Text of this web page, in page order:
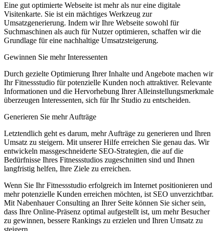
Eine gut optimierte Webseite ist mehr als nur eine digitale
Visitenkarte. Sie ist ein mächtiges Werkzeug zur
Umsatzgenerierung. Indem wir Ihre Webseite sowohl für
Suchmaschinen als auch für Nutzer optimieren, schaffen wir die
Grundlage für eine nachhaltige Umsatzsteigerung.
Gewinnen Sie mehr Interessenten
Durch gezielte Optimierung Ihrer Inhalte und Angebote machen wir
Ihr Fitnessstudio für potenzielle Kunden noch attraktiver. Relevante
Informationen und die Hervorhebung Ihrer Alleinstellungsmerkmale
überzeugen Interessenten, sich für Ihr Studio zu entscheiden.
Generieren Sie mehr Aufträge
Letztendlich geht es darum, mehr Aufträge zu generieren und Ihren
Umsatz zu steigern. Mit unserer Hilfe erreichen Sie genau das. Wir
entwickeln massgeschneiderte SEO-Strategien, die auf die
Bedürfnisse Ihres Fitnessstudios zugeschnitten sind und Ihnen
langfristig helfen, Ihre Ziele zu erreichen.
Wenn Sie Ihr Fitnessstudio erfolgreich im Internet positionieren und
mehr potenzielle Kunden erreichen möchten, ist SEO unverzichtbar.
Mit Nabenhauer Consulting an Ihrer Seite können Sie sicher sein,
dass Ihre Online-Präsenz optimal aufgestellt ist, um mehr Besucher
zu gewinnen, bessere Rankings zu erzielen und Ihren Umsatz zu
steigern.